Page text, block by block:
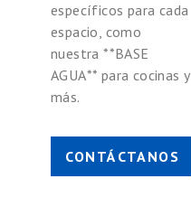
específicos para cada
espacio, como
nuestra **BASE
AGUA** para cocinas y
más.
CONTÁCTANOS